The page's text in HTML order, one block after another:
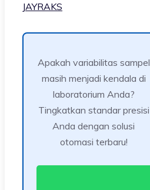
JAYRAKS
Apakah variabilitas sampel
masih menjadi kendala di
laboratorium Anda?
Tingkatkan standar presisi
Anda dengan solusi
otomasi terbaru!